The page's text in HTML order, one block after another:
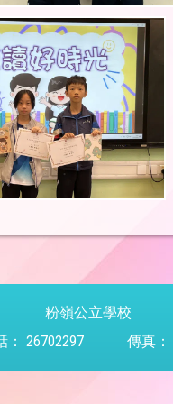
粉嶺公立學校
： 26702297 傳真：